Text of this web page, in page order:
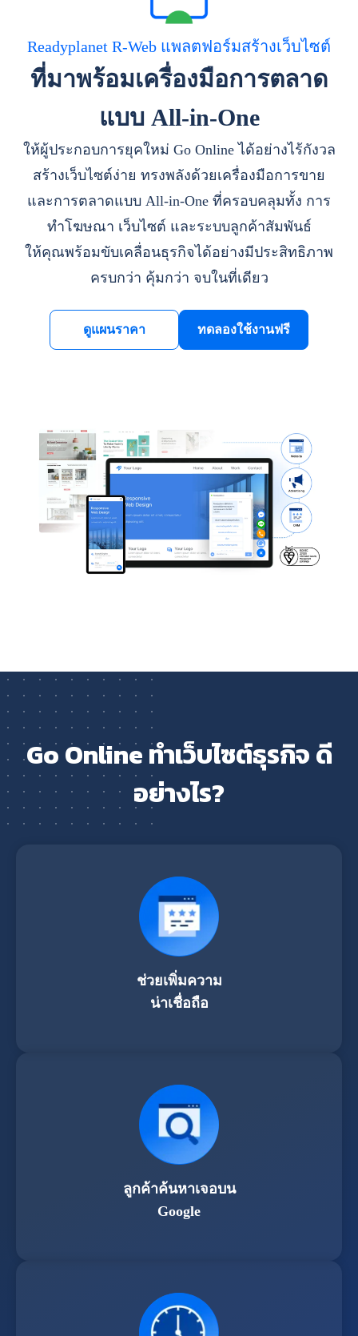
Readyplanet R-Web แพลตฟอร์มสร้างเว็บไซต์
ที่มาพร้อมเครื่องมือการตลาด
แบบ All-in-One
ให้ผู้ประกอบการยุคใหม่ Go Online ได้อย่างไร้กังวล
สร้างเว็บไซต์ง่าย ทรงพลังด้วยเครื่องมือการขาย
และการตลาดแบบ All-in-One ที่ครอบคลุมทั้ง การ
ทำโฆษณา เว็บไซต์ และระบบลูกค้าสัมพันธ์
ให้คุณพร้อมขับเคลื่อนธุรกิจได้อย่างมีประสิทธิภาพ
ครบกว่า คุ้มกว่า จบในที่เดียว
ดูแผนราคา ทดลองใช้งานฟรี
Go Online ทำเว็บไซต์ธุรกิจ ดี
อย่างไร?
ช่วยเพิ่มความ
น่าเชื่อถือ
ลูกค้าค้นหาเจอบน
Google